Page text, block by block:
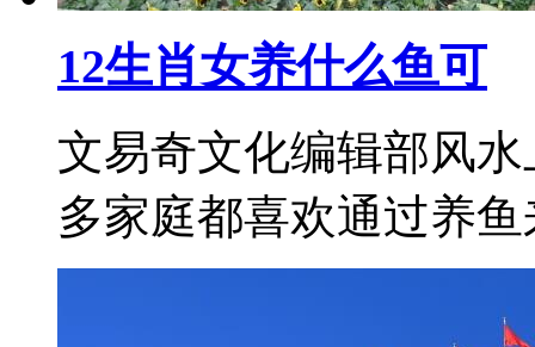
12生肖女养什么鱼可
文易奇文化编辑部风
多家庭都喜欢通过养